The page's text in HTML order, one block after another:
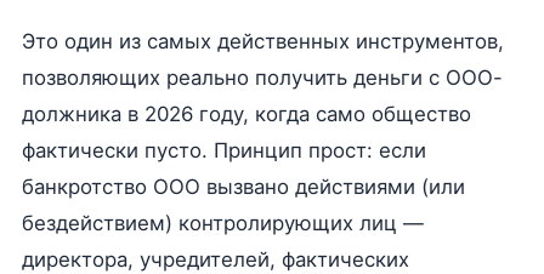
Это один из самых действенных инструментов,
позволяющих реально получить деньги с ООО-
должника в 2026 году, когда само общество
фактически пусто. Принцип прост: если
банкротство ООО вызвано действиями (или
бездействием) контролирующих лиц —
директора, учредителей, фактических